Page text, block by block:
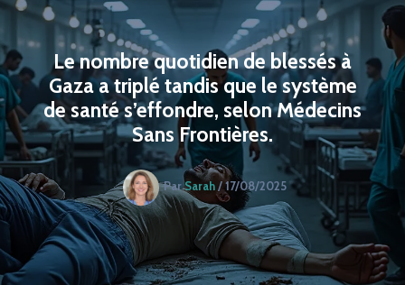
Le nombre quotidien de blessés à
Gaza a triplé tandis que le système
de santé s’effondre, selon Médecins
Sans Frontières.
ParSarah/17/08/2025